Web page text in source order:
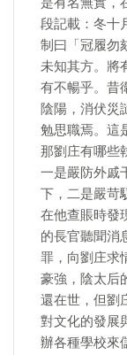
段記載：冬十
制曰「冠履勿
未知其方。將
有不暢乎。昔
陰陽，消伏災
勉思職焉。這
那劉庄有哪些
一是嚴防外戚
下，二是嚴苛
在他查賬時發
的長官聽聞消
罪，向劉庄求
豪強，陰太后
還在世，但劉
對文化的發展
辦各種學校來